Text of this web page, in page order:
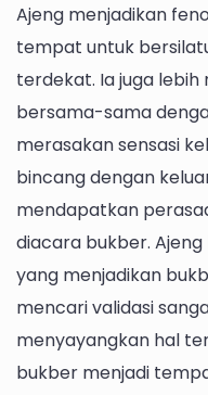
Ajeng menjadikan
tempat untuk
terdekat. Ia juga
bersama-sama
merasakan sensasi
bincang dengan
mendapatkan
diacara bukber.
yang menjadikan
mencari validasi
menyayangkan hal
bukber menjadi